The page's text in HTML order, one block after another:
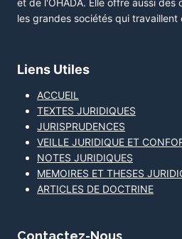
et de l'OHADA. Elle offre aussi
les grandes sociétés qui travaillent
Liens Utiles
ACCUEIL
TEXTES JURIDIQUES
JURISPRUDENCES
VEILLE JURIDIQUE ET
NOTES JURIDIQUES
MEMOIRES ET THESES
ARTICLES DE DOCTRINE
Contactez-Nous